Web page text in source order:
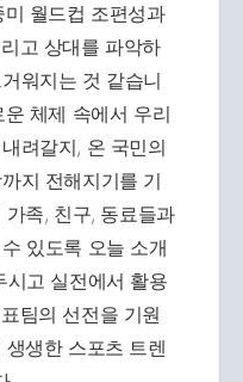
월드컵 조편성과
고 상대를 파악하
워지는 것 같습니
체제 속에서 우리
려갈지, 온 국민의
지 전해지기를 기
족, 친구, 동료들과
있도록 오늘 소개
고 실전에서 활용
팀의 선전을 기원
생한 스포츠 트렌